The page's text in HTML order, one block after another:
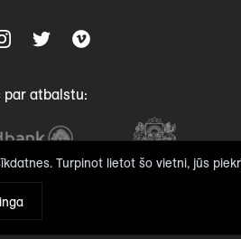
par atbalstu:
Turpinot lietot šo vietni, jūs